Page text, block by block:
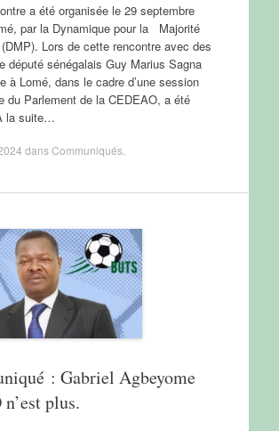
a été organisée le 29 septembre
par la Dynamique pour la Majorité
Lors de cette rencontre avec des
député sénégalais Guy Marius Sagna
à Lomé, dans le cadre d’une session
du Parlement de la CEDEAO, a été
la suite…
dansCommuniqués.
: Gabriel Agbeyome
plus.